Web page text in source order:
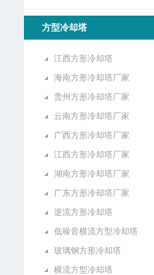
方型冷却塔
江西方形冷却塔
海南方形冷却塔厂家
贵州方形冷却塔厂家
云南方形冷却塔厂家
广西方形冷却塔厂家
江西方形冷却塔厂家
湖南方形冷却塔厂家
广东方形冷却塔厂家
逆流方形冷却塔
低噪音横流方型冷却塔
玻璃钢方形冷却塔
横流方型冷却塔